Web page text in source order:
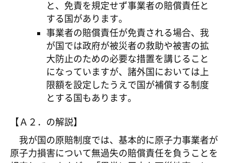
と、免責を規定せず事業者の賠償責任と
する国があります。
事業者の賠償責任が免責される場合、我
が国では政府が被災者の救助や被害の拡
大防止のための必要な措置を講じること
になっていますが、諸外国においては上
限額を設定したうえで国が補償する制度
とする国もあります。
【Ａ２．の解説】
我が国の原賠制度では、基本的に原子力事業者が
原子力損害について無過失の賠償責任を負うことを